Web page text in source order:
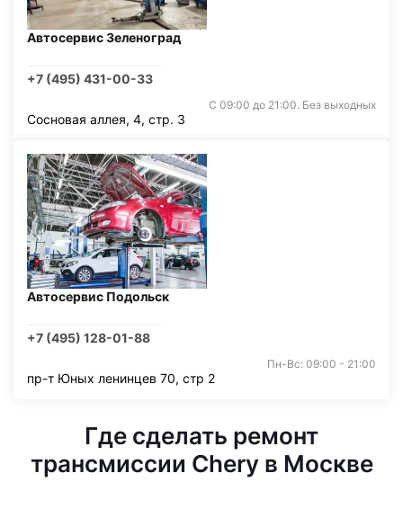
Автосервис Зеленоград
+7 (495) 431-00-33
С 09:00 до 21:00. Без выходных
Сосновая аллея, 4, стр. 3
Автосервис Подольск
+7 (495) 128-01-88
Пн-Вс: 09:00 - 21:00
пр-т Юных ленинцев 70, стр 2
Где сделать ремонт
трансмиссии Chery в Москве